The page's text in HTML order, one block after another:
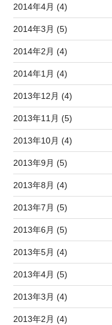
2014年4月 (4)
2014年3月 (5)
2014年2月 (4)
2014年1月 (4)
2013年12月 (4)
2013年11月 (5)
2013年10月 (4)
2013年9月 (5)
2013年8月 (4)
2013年7月 (5)
2013年6月 (5)
2013年5月 (4)
2013年4月 (5)
2013年3月 (4)
2013年2月 (4)